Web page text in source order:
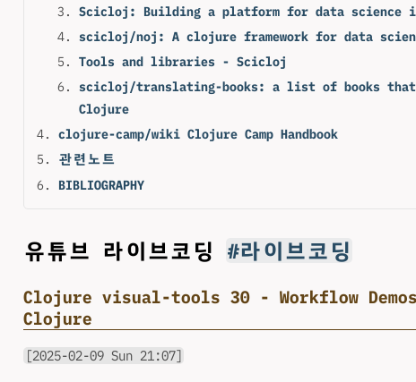
Scicloj: Building a platform for data science
scicloj/noj: A clojure framework for data
Tools and libraries - Scicloj
scicloj/translating-books: a list of books
Clojure
clojure-camp/wiki Clojure Camp Handbook
관련노트
BIBLIOGRAPHY
유튜브 라이브코딩 #라이브코딩
Clojure visual-tools 30 - Workflow
Clojure
[2025-02-09 Sun 21:07]